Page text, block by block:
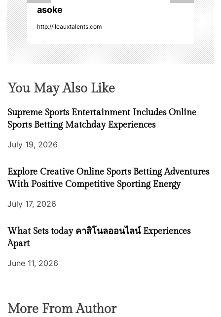
o
n
asoke
http://ileauxtalents.com
You May Also Like
Supreme Sports Entertainment Includes Online
Sports Betting Matchday Experiences
July 19, 2026
Explore Creative Online Sports Betting Adventures
With Positive Competitive Sporting Energy
July 17, 2026
What Sets today คาสิโนลออนไลน์ Experiences
Apart
June 11, 2026
More From Author